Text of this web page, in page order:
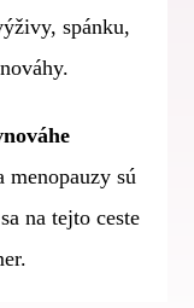
spánku,
menopauzy sú
na tejto ceste